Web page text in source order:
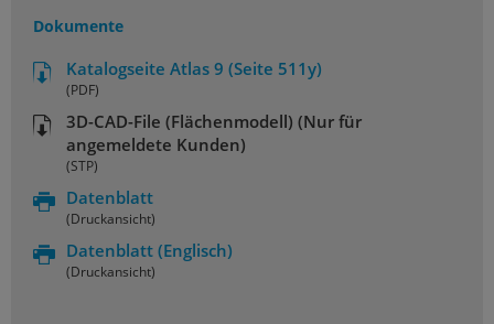
Dokumente
Katalogseite Atlas 9 (Seite 511y)
(PDF)
3D-CAD-File (Flächenmodell) (Nur für
angemeldete Kunden)
(STP)
Datenblatt
(Druckansicht)
Datenblatt (Englisch)
(Druckansicht)